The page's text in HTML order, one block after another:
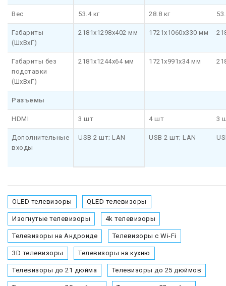
Вес 53.4 кг 28.8 кг
Габариты
(ШхВхГ)
2181x1298x402 мм 1721x1060x330 мм
Габариты без
подставки
(ШхВхГ)
2181x1244x64 мм 1721x991x34 мм
Разъемы
HDMI 3 шт 4 шт 3
Дополнительные
входы
USB 2 шт; LAN USB 2 шт; LAN
OLED телевизоры QLED телевизоры
Изогнутые телевизоры 4k телевизоры
Телевизоры на Андроиде Телевизоры с Wi-Fi
3D телевизоры Телевизоры на кухню
Телевизоры до 21 дюйма Телевизоры до 25 дюймов